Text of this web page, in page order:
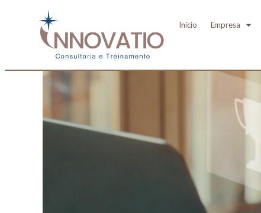
CAPACITAÇÃO ONLINE
Início
Empresa